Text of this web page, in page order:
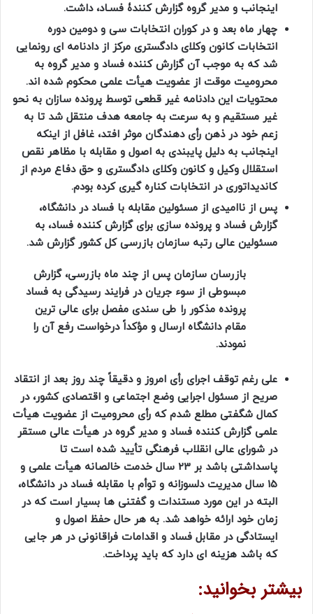
اینجانب و مدیر گروه گزارش کنندۀ فسـاد، داشت.
چهار ماه بعد و در کوران انتخابات سی و دومین دوره
انتخابات کانون وکلای دادگستری مرکز از دادنامه ای رونمایی
شد که به موجب آن گزارش کننده فساد و مدیر گروه به
محرومیت موقت از عضویت هیأت علمی محکوم شده اند.
محتویات این دادنامه غیر قطعی توسط پرونده سازان به نحو
غیر مستقیم و به سرعت به جامعه هدف منتقل شد تا به
زعم خود در ذهن رأی دهندگان موثر افتد، غافل از اینکه
اینجانب به دلیل پایبندی به اصول و مقابله با مظاهر نقص
استقلال وکیل و کانون وکلای دادگستری و حق دفاع مردم از
کاندیداتوری در انتخابات کناره گیری کرده بودم.
پس از ناامیدی از مسئولین مقابله با فساد در دانشگاه،
گزارش فساد و پرونده سازی برای گزارش کننده فساد، به
مسئولین عالی رتبه سازمان بازرسی کل کشور گزارش شد.
بازرسان سازمان پس از چند ماه بازرسی، گزارش
مبسوطی از سوء جریان در فرایند رسیدگی به فساد
پرونده مذکور را طی سندی مفصل برای عالی ترین
مقام دانشگاه ارسال و مؤکداً درخواست رفع آن را
نمودند.
علی رغم توقف اجرای رأی امروز و دقیقاً چند روز بعد از انتقاد
صریح از مسئول اجرایی وضع اجتماعی و اقتصادی کشور، در
کمال شگفتی مطلع شدم که رأی محرومیت از عضویت هیأت
علمی گزارش کننده فساد و مدیر گروه در هیأت عالی مستقر
در شورای عالی انقلاب فرهنگی تأیید شده است تا
پاسداشتی باشد بر 23 سال خدمت خالصانه هیأت علمی و
15 سال مدیریت دلسوزانه و توأم با مقابله فساد در دانشگاه،
البته در این مورد مستندات و گفتنی ها بسیار است که در
زمان خود ارائه خواهد شد. به هر حال حفظ اصول و
ایستادگی در مقابل فساد و اقدامات فراقانونی در هر جایی
که باشد هزینه ای دارد که باید پرداخت.
بیشتر بخوانید: